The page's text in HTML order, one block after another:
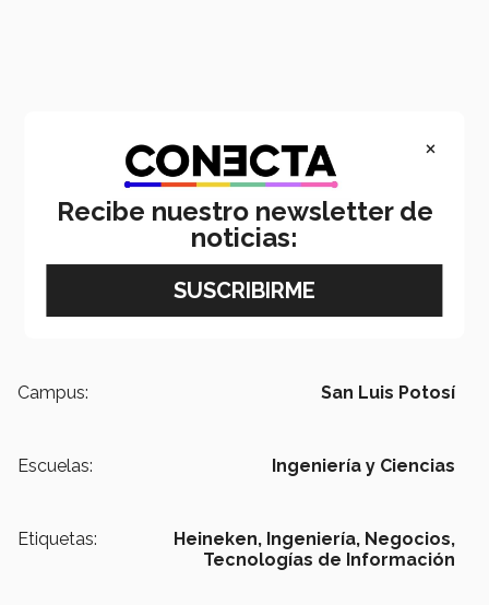
Campus: San Luis Potosí
Escuelas: Ingeniería y Ciencias
Etiquetas: Heineken, Ingeniería, Negocios,
Tecnologías de Información
×
Recibe nuestro newsletter de
noticias: